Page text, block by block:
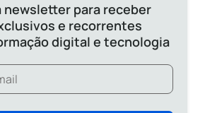
newsletter para receber
e recorrentes
digital e tecnologia